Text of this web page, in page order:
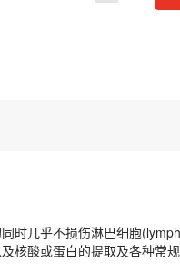
母液加入90ml无菌去离子水
时几乎不损伤淋巴细胞
核酸或蛋白的提取及各种常